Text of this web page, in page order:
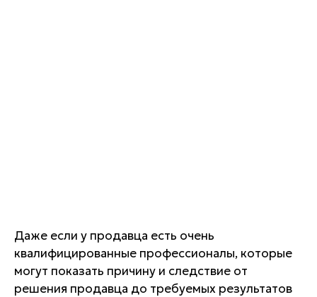
Даже если у продавца есть очень
квалифицированные профессионалы, которые
могут показать причину и следствие от
решения продавца до требуемых результатов